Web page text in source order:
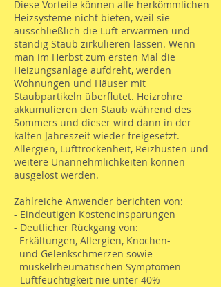
Diese Vorteile können alle herkömmlichen
Heizsysteme nicht bieten, weil sie
ausschließlich die Luft erwärmen und
ständig Staub zirkulieren lassen. Wenn
man im Herbst zum ersten Mal die
Heizungsanlage aufdreht, werden
Wohnungen und Häuser mit
Staubpartikeln überflutet. Heizrohre
akkumulieren den Staub während des
Sommers und dieser wird dann in der
kalten Jahreszeit wieder freigesetzt.
Allergien, Lufttrockenheit, Reizhusten und
weitere Unannehmlichkeiten können
ausgelöst werden.
Zahlreiche Anwender berichten von:
- Eindeutigen Kosteneinsparungen
- Deutlicher Rückgang von:
Erkältungen, Allergien, Knochen-
und Gelenkschmerzen sowie
muskelrheumatischen Symptomen
- Luftfeuchtigkeit nie unter 40%